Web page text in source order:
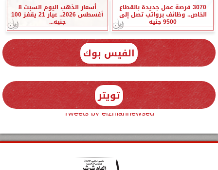
3070 فرصة عمل جديدة بالقطاع
الخاص.. وظائف برواتب تصل إلى
9500 جنيه
أسعار الذهب اليوم السبت 8
أغسطس 2026.. عيار 21 يقفز 100
جنيه...
الفيس بوك
تويتر
Tweets by elzmannewseg